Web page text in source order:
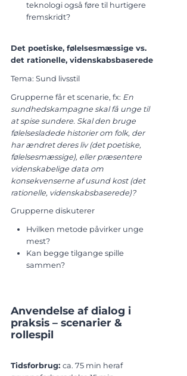
teknologi også føre til hurtigere
fremskridt?
Det poetiske, følelsesmæssige vs.
det rationelle, videnskabsbaserede
Tema: Sund livsstil
Grupperne får et scenarie, fx: En
sundhedskampagne skal få unge til
at spise sundere. Skal den bruge
følelsesladede historier om folk, der
har ændret deres liv (det poetiske,
følelsesmæssige), eller præsentere
videnskabelige data om
konsekvenserne af usund kost (det
rationelle, videnskabsbaserede)?
Grupperne diskuterer
Hvilken metode påvirker unge
mest?
Kan begge tilgange spille
sammen?
Anvendelse af dialog i
praksis – scenarier &
rollespil
Tidsforbrug: ca. 75 min heraf